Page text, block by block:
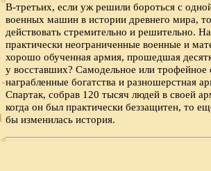
В-третьих, если уж решили бороться с
военных машин в истории древнего мира,
действовать стремительно и решительно.
практически неограниченные военные и
хорошо обученная армия, прошедшая
у восставших? Самодельное или трофейное
награбленные богатства и разношерстная
Спартак, собрав 120 тысяч людей в своей
когда он был практически беззащитен, то
бы изменилась история.